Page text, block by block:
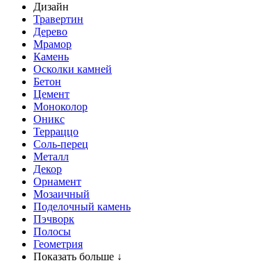
Дизайн
Травертин
Дерево
Мрамор
Камень
Осколки камней
Бетон
Цемент
Моноколор
Оникс
Терраццо
Соль-перец
Металл
Декор
Орнамент
Мозаичный
Поделочный камень
Пэчворк
Полосы
Геометрия
Показать больше ↓